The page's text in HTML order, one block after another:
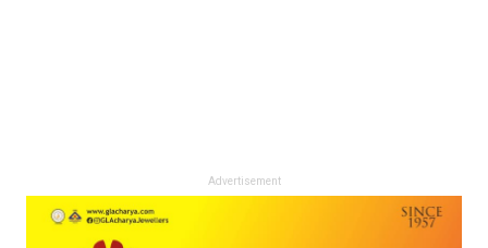
Advertisement